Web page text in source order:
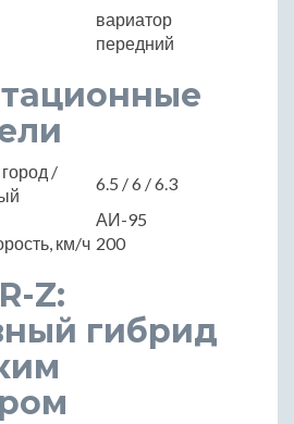
вариатор
передний
/
6.5 / 6 / 6.3
АИ-95
км/ч 200
Z:
гибрид